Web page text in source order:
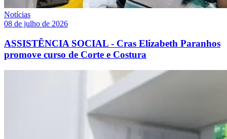
Notícias
08 de julho de 2026
ASSISTÊNCIA SOCIAL - Cras Elizabeth Paranhos
promove curso de Corte e Costura